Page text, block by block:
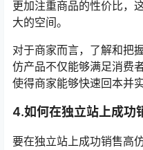
更加注重商品的性价比，
大的空间。
对于商家而言，了解和把
仿产品不仅能够满足消费
使得商家能够快速回本并
4.如何在独立站上成功
要在独立站上成功销售高